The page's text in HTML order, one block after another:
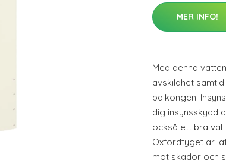
MER INFO!
Med denna
avskildhet
balkongen.
dig insynsskydd
också ett bra val
Oxfordtyget är
mot skador och